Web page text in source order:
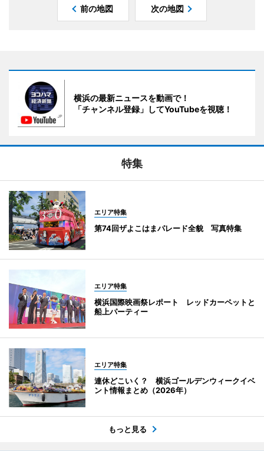
前の地図 次の地図
横浜の最新ニュースを動画で！
「チャンネル登録」してYouTubeを視聴！
特集
エリア特集
第74回ザよこはまパレード全貌 写真特集
エリア特集
横浜国際映画祭レポート レッドカーペットと
船上パーティー
エリア特集
連休どこいく？ 横浜ゴールデンウィークイベ
ント情報まとめ（2026年）
もっと見る